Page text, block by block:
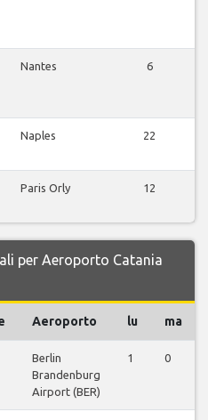
Nantes 6
Naples 22
Paris Orly 12
per Aeroporto Catania
Aeroporto lu ma
Berlin
Brandenburg
Airport (BER)
1 0